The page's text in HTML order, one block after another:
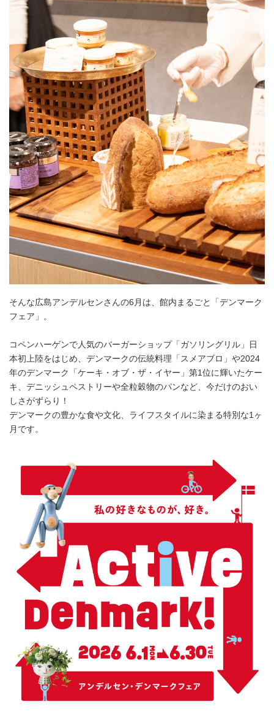
そんな広島アンデルセンさんの6月は、館内まるごと「デンマーク
フェア」。
コペンハーゲンで人気のバーガーショップ「ガソリングリル」日
本初上陸をはじめ、デンマークの伝統料理「スメアブロ」や2024
年のデンマーク「ケーキ・オブ・ザ・イヤー」第1位に輝いたケー
キ、デニッシュペストリーや全粒穀物のパンなど、今だけのおい
しさがずらり！
デンマークの豊かな食や文化、ライフスタイルに染まる特別な1ヶ
月です。